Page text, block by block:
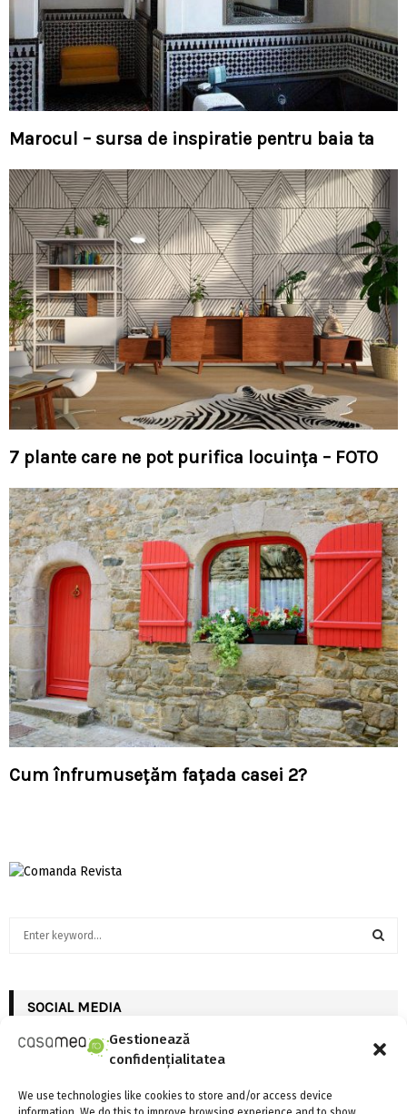
Gestionează
confidențialitatea
We use technologies like cookies to store and/or access device
Marocul – sursa de inspiratie pentru baia ta
7 plante care ne pot purifica locuința – FOTO
Cum înfrumuseţăm faţada casei 2?
A
SOCIAL MEDIA